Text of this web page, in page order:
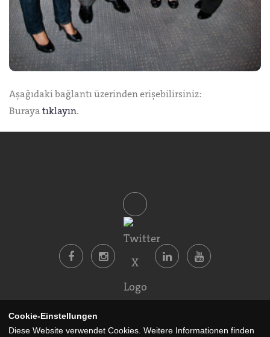
Aşağıdaki bağlantı üzerinden erişebilirsiniz:
Burayatıklayın.
Gizlilik ve Veri Koruma Politikası Künye
Cookie-Einstellungen
Diese Website verwendet Cookies. Weitere Informationen finden